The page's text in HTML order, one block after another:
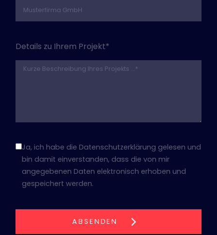
Details zu Ihrem Projekt*
Ja, ich habe die Datenschutzerklärung gelesen und
bin damit einverstanden, dass die von mir
angegebenen Daten elektronisch erhoben und
gespeichert werden.
ABSENDEN